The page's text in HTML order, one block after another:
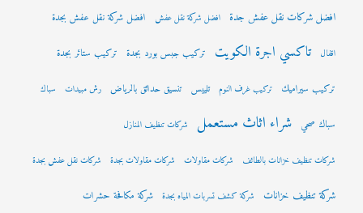
افضل شركات نقل عفش جدة افضل شركة نقل عفش افضل شركة نقل عفش بجدة
اقفال تاكسي اجرة الكويت تركيب جبس بورد بجدة تركيب ستائر بجدة
تركيب سيراميك تركيب غرف النوم تلييس تنسيق حدائق بالرياض رش مبيدات سباك
سباك صحي شراء اثاث مستعمل شركات تنظيف المنازل
شركات تنظيف خزانات بالطائف شركات مقاولات شركات مقاولات بجدة شركات نقل عفش بجدة
شركة تنظيف خزانات شركة كشف تسربات المياه بجدة شركة مكافحة حشرات